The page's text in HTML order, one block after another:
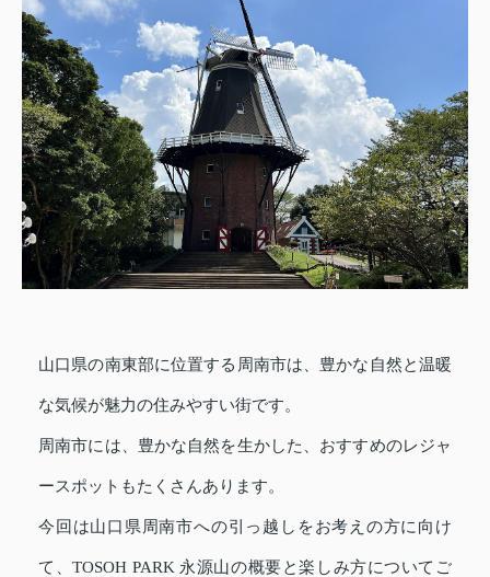
山口県の南東部に位置する周南市は、豊かな自然と温暖
な気候が魅力の住みやすい街です。
周南市には、豊かな自然を生かした、おすすめのレジャ
ースポットもたくさんあります。
今回は山口県周南市への引っ越しをお考えの方に向け
て、TOSOH PARK 永源山の概要と楽しみ方についてご